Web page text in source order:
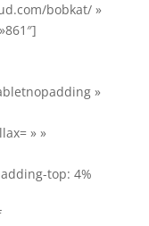
bobkat/ »
»
» »
top: 4%